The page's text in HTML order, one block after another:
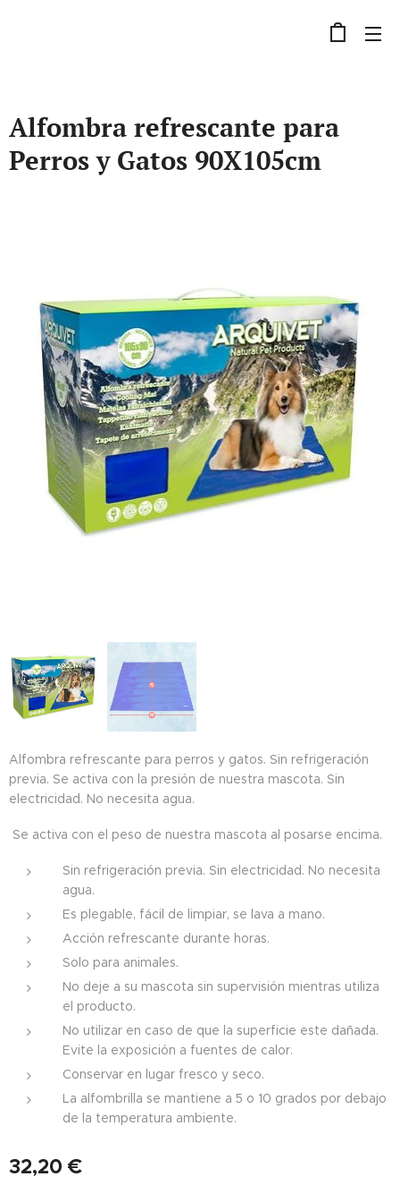
Alfombra refrescante para
Perros y Gatos 90X105cm
Alfombra refrescante para perros y gatos. Sin refrigeración
previa. Se activa con la presión de nuestra mascota. Sin
electricidad. No necesita agua.
Se activa con el peso de nuestra mascota al posarse encima.
Sin refrigeración previa. Sin electricidad. No necesita
agua.
Es plegable, fácil de limpiar, se lava a mano.
Acción refrescante durante horas.
Solo para animales.
No deje a su mascota sin supervisión mientras utiliza
el producto.
No utilizar en caso de que la superficie este dañada.
Evite la exposición a fuentes de calor.
Conservar en lugar fresco y seco.
La alfombrilla se mantiene a 5 o 10 grados por debajo
de la temperatura ambiente.
32,20 €